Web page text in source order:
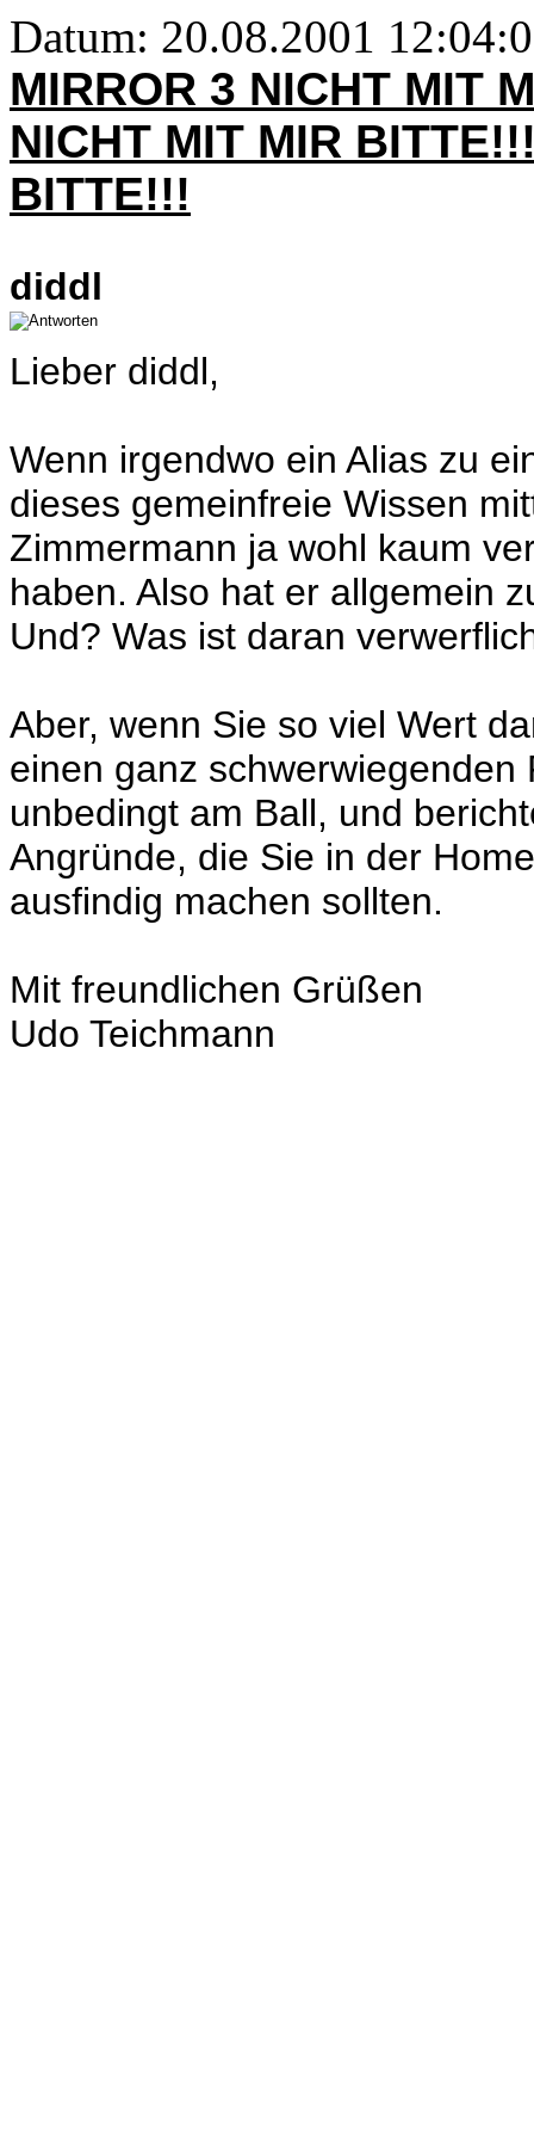
Datum: 20.08.2001
MIRROR 3 NICHT MIT
NICHT MIT MIR
BITTE!!!
diddl
Lieber diddl,
Wenn irgendwo ein Alias zu
dieses gemeinfreie Wissen
Zimmermann ja wohl kaum
haben. Also hat er allgemein
Und? Was ist daran
Aber, wenn Sie so viel Wert
einen ganz
unbedingt am Ball, und
Angründe, die Sie in der
ausfindig machen sollten.
Mit freundlichen Grüßen
Udo Teichmann